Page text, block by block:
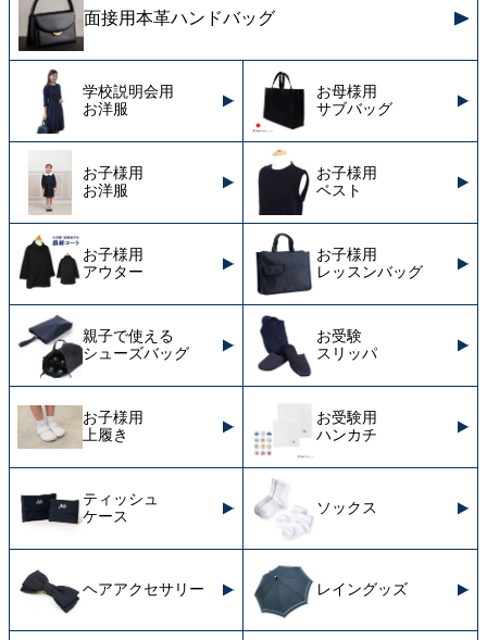
面接用本革ハンドバッグ
学校説明会用
お洋服
お母様用
サブバッグ
お子様用
お洋服
お子様用
ベスト
お子様用
アウター
お子様用
レッスンバッグ
親子で使える
シューズバッグ
お受験
スリッパ
お子様用
上履き
お受験用
ハンカチ
ティッシュ
ケース
ソックス
ヘアアクセサリー レイングッズ